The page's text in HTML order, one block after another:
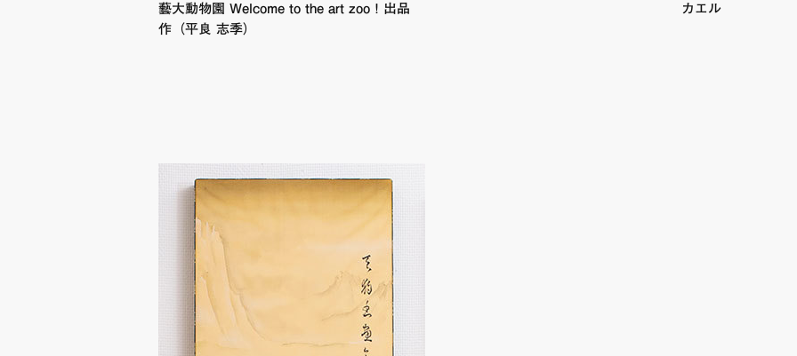
藝大動物園 Welcome to the art zoo！出品
作（平良 志季）
カエル